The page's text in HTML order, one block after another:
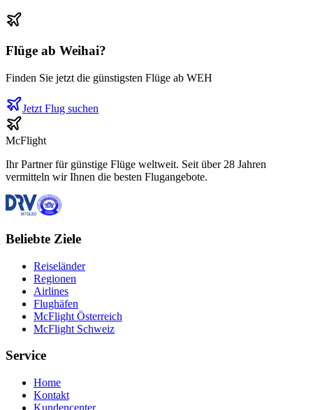
Flüge ab Weihai?
Finden Sie jetzt die günstigsten Flüge ab WEH
Jetzt Flug suchen
McFlight
Ihr Partner für günstige Flüge weltweit. Seit über 28 Jahren
vermitteln wir Ihnen die besten Flugangebote.
Beliebte Ziele
Reiseländer
Regionen
Airlines
Flughäfen
McFlight Österreich
McFlight Schweiz
Service
Home
Kontakt
Kundencenter